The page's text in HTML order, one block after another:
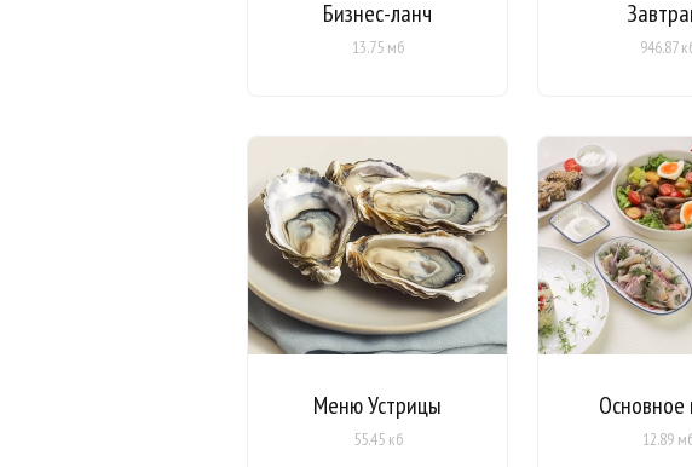
Бизнес-ланч
13.75 мб 946.87
Меню Устрицы
55.45 кб 12.89